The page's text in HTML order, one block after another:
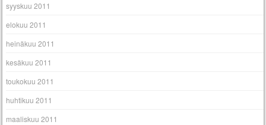
syyskuu 2011
elokuu 2011
heinäkuu 2011
kesäkuu 2011
toukokuu 2011
huhtikuu 2011
maaliskuu 2011